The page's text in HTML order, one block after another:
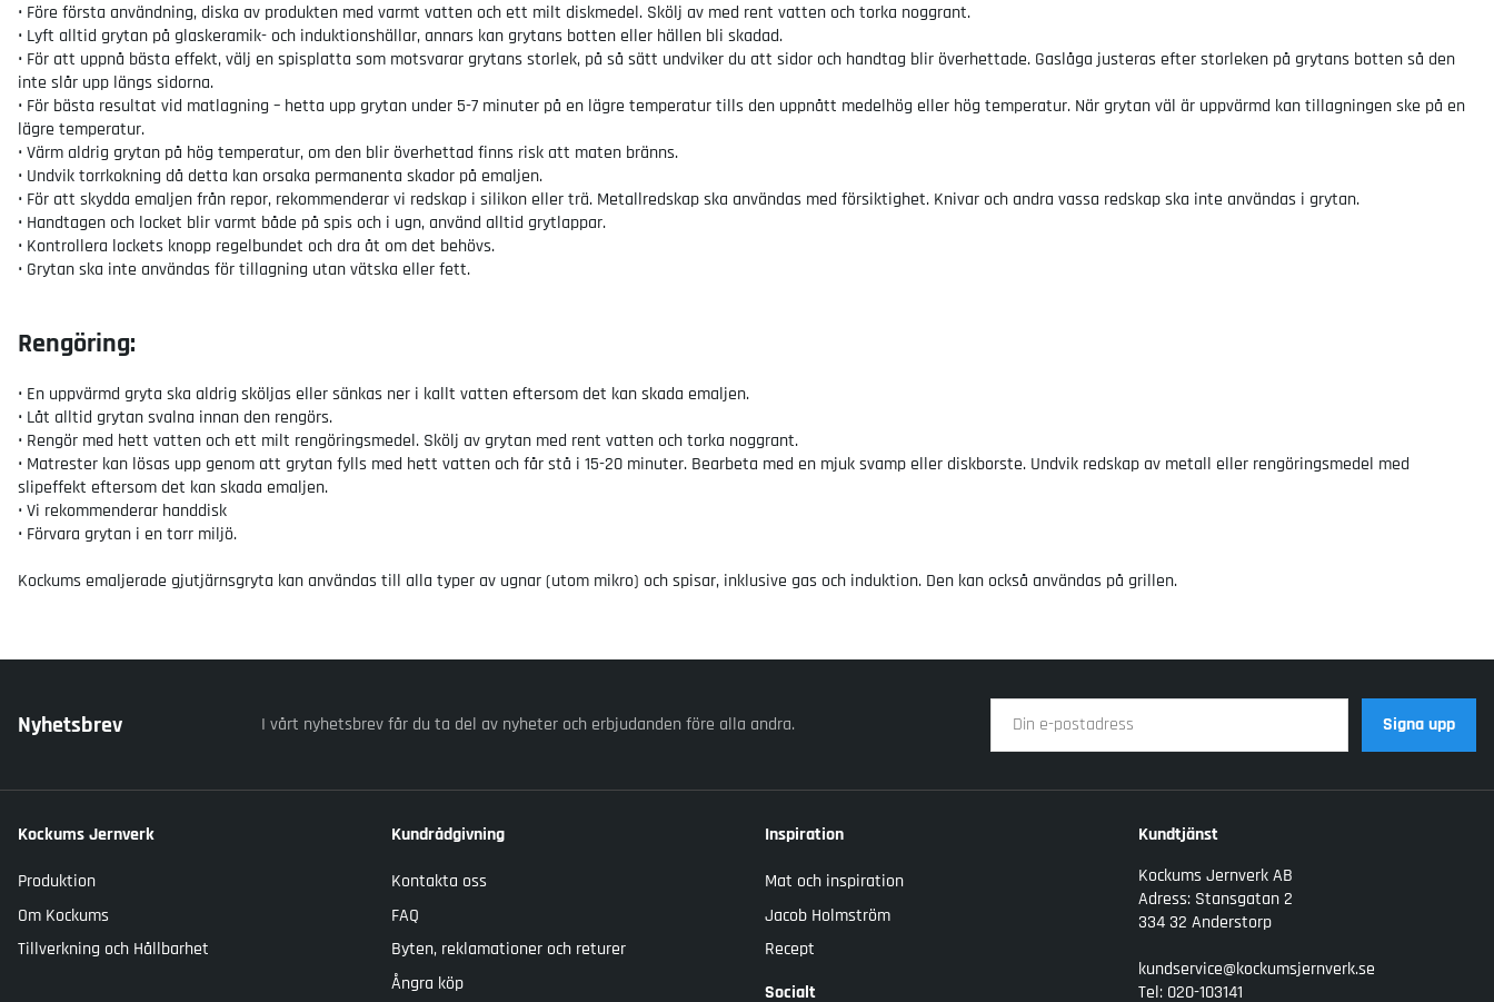
• Före första användning, diska av produkten med varmt vatten och ett milt diskmedel. Skölj av med rent vatten och torka noggrant.
• Lyft alltid grytan på glaskeramik- och induktionshällar, annars kan grytans botten eller hällen bli skadad.
• För att uppnå bästa effekt, välj en spisplatta som motsvarar grytans storlek, på så sätt undviker du att sidor och handtag blir överhettade. Gaslåga justeras efter storleken på grytans botten så den
inte slår upp längs sidorna.
• För bästa resultat vid matlagning – hetta upp grytan under 5-7 minuter på en lägre temperatur tills den uppnått medelhög eller hög temperatur. När grytan väl är uppvärmd kan tillagningen ske på en
lägre temperatur.
• Värm aldrig grytan på hög temperatur, om den blir överhettad finns risk att maten bränns.
• Undvik torrkokning då detta kan orsaka permanenta skador på emaljen.
• För att skydda emaljen från repor, rekommenderar vi redskap i silikon eller trä. Metallredskap ska användas med försiktighet. Knivar och andra vassa redskap ska inte användas i grytan.
• Handtagen och locket blir varmt både på spis och i ugn, använd alltid grytlappar.
• Kontrollera lockets knopp regelbundet och dra åt om det behövs.
• Grytan ska inte användas för tillagning utan vätska eller fett.
Rengöring:
• En uppvärmd gryta ska aldrig sköljas eller sänkas ner i kallt vatten eftersom det kan skada emaljen.
• Låt alltid grytan svalna innan den rengörs.
• Rengör med hett vatten och ett milt rengöringsmedel. Skölj av grytan med rent vatten och torka noggrant.
• Matrester kan lösas upp genom att grytan fylls med hett vatten och får stå i 15-20 minuter. Bearbeta med en mjuk svamp eller diskborste. Undvik redskap av metall eller rengöringsmedel med
slipeffekt eftersom det kan skada emaljen.
• Vi rekommenderar handdisk
• Förvara grytan i en torr miljö.
Kockums emaljerade gjutjärnsgryta kan användas till alla typer av ugnar (utom mikro) och spisar, inklusive gas och induktion. Den kan också användas på grillen.
Nyhetsbrev I vårt nyhetsbrev får du ta del av nyheter och erbjudanden före alla andra. Signa upp
Kockums Jernverk
Produktion
Om Kockums
Tillverkning och Hållbarhet
Kundrådgivning
Kontakta oss
FAQ
Byten, reklamationer och returer
Ångra köp
Inspiration
Mat och inspiration
Jacob Holmström
Recept
Socialt
Kundtjänst
Kockums Jernverk AB
Adress: Stansgatan 2
334 32 Anderstorp
kundservice@kockumsjernverk.se
Tel: 020-103141